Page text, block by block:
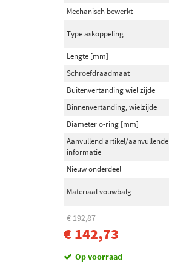
Mechanisch bewerkt
Type askoppeling
Lengte [mm]
Schroefdraadmaat
Buitenvertanding wiel zijde
Binnenvertanding, wielzijde
Diameter o-ring [mm]
Aanvullend artikel/aanvullende
informatie
Nieuw onderdeel
Materiaal vouwbalg
€ 192,87
€ 142,73
Op voorraad